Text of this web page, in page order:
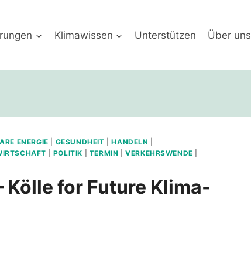
Klimawissen Unterstützen Über uns
ENERGIE GESUNDHEIT |HANDELN
POLITIK TERMIN |VERKEHRSWENDE
Kölle for Future Klima-